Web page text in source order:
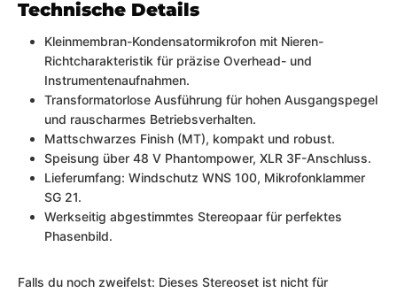
Technische Details
Kleinmembran-Kondensatormikrofon mit Nieren-
Richtcharakteristik für präzise Overhead- und
Instrumentenaufnahmen.
Transformatorlose Ausführung für hohen Ausgangspegel
und rauscharmes Betriebsverhalten.
Mattschwarzes Finish (MT), kompakt und robust.
Speisung über 48 V Phantompower, XLR 3F-Anschluss.
Lieferumfang: Windschutz WNS 100, Mikrofonklammer
SG 21.
Werkseitig abgestimmtes Stereopaar für perfektes
Phasenbild.
Falls du noch zweifelst: Dieses Stereoset ist nicht für